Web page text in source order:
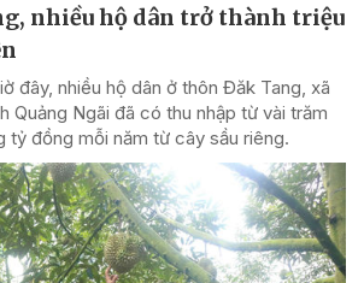
nhiều hộ dân trở thành triệu
đây, nhiều hộ dân ở thôn Đăk Tang, xã
Quảng Ngãi đã có thu nhập từ vài trăm
tỷ đồng mỗi năm từ cây sầu riêng.